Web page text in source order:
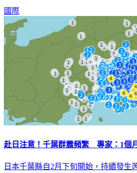
國際
赴日注意！千葉群震頻繁 專家：1個
日本千葉縣自2月下旬開始，持續發生